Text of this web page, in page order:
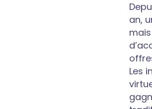
an,
Les